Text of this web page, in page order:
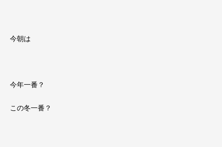
今朝は
今年一番？
この冬一番？